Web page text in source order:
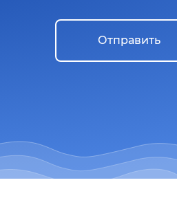
Отправить